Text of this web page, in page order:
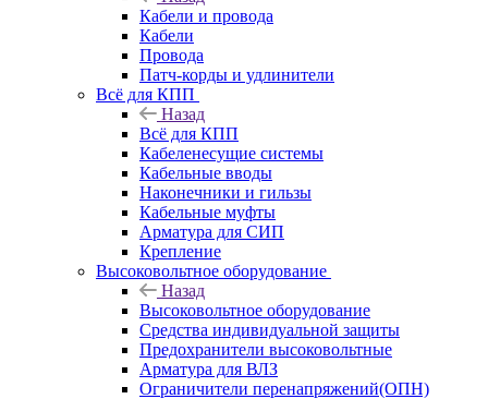
Кабели и провода
Кабели
Провода
Патч-корды и удлинители
Всё для КПП
Назад
Всё для КПП
Кабеленесущие системы
Кабельные вводы
Наконечники и гильзы
Кабельные муфты
Арматура для СИП
Крепление
Высоковольтное оборудование
Назад
Высоковольтное оборудование
Средства индивидуальной защиты
Предохранители высоковольтные
Арматура для ВЛЗ
Ограничители перенапряжений(ОПН)